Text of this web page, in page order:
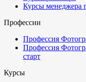
Курсы менеджера
Профессии
Профессия
Профессия
старт
Курсы